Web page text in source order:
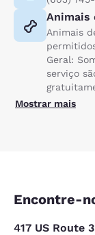
Animais
Animais
Geral:
serviço
Mostrar mais
Encontre-
417 US Route